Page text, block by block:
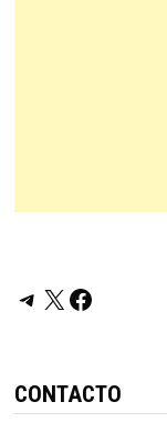
Telegram
X Facebook
CONTACTO